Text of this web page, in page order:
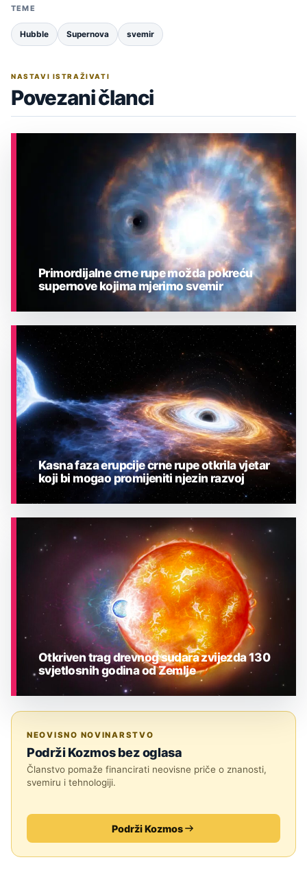
TEME
Hubble Supernova svemir
NASTAVI ISTRAŽIVATI
Povezani članci
ASTRONOMIJA
Primordijalne crne rupe možda pokreću
supernove kojima mjerimo svemir
ASTRONOMIJA
Kasna faza erupcije crne rupe otkrila vjetar
koji bi mogao promijeniti njezin razvoj
Otkriven trag drevnog sudara zvijezda 130
svjetlosnih godina od Zemlje
NEOVISNO NOVINARSTVO
Podrži Kozmos bez oglasa
Članstvo pomaže financirati neovisne priče o znanosti,
svemiru i tehnologiji.
Podrži Kozmos